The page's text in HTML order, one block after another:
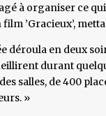
à organiser ce
’Gracieux’,
déroula en deux
durant
salles, de 400
»